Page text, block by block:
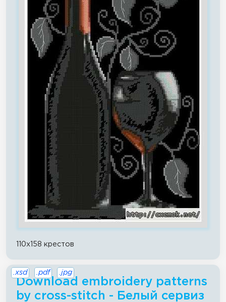
110x158 крестов
Download embroidery patterns
by cross-stitch - Белый сервиз
.xsd .pdf .jpg